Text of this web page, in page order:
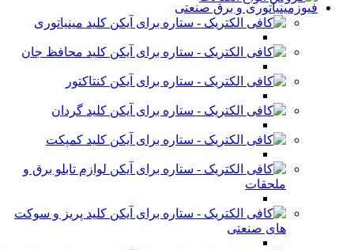
فیوزمینیاتوری و برق صنعتی
کلید مینیاتوری
کلید محافظ جان
کنتاکتور
کلید گردان
کلید کمپکت
لوازم تابلو برق و
ملحقات
کلید پریز و سوکت
های صنعتی